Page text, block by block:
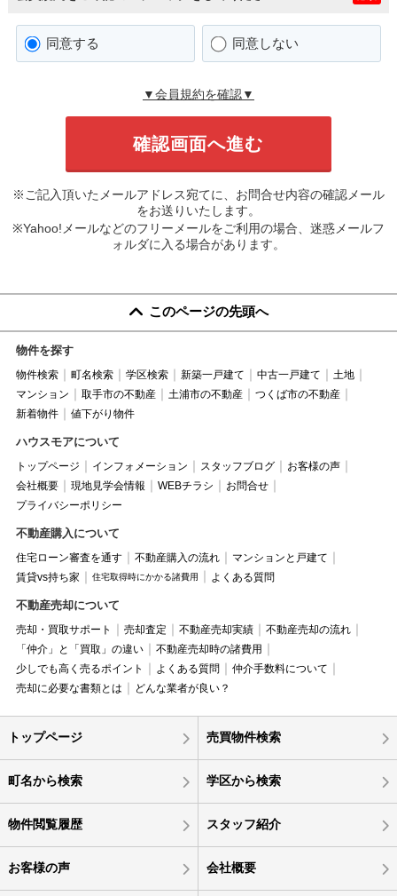
同意する 同意しない
▼会員規約を確認▼
※ご記入頂いたメールアドレス宛てに、お問合せ内容の確認メール
をお送りいたします。
※Yahoo!メールなどのフリーメールをご利用の場合、迷惑メールフ
ォルダに入る場合があります。
このページの先頭へ
物件を探す
物件検索 町名検索 学区検索 新築一戸建て 中古一戸建て
土地
マンション
取手市の不動産 土浦市の不動産
つくば市の不動産
新着物件
値下がり物件
ハウスモアについて
トップページ インフォメーション スタッフブログ
お客様の声
会社概要
現地見学会情報 WEBチラシ
お問合せ
プライバシーポリシー
不動産購入について
住宅ローン審査を通す 不動産購入の流れ
マンションと戸建て
賃貸vs持ち家
住宅取得時にかかる諸費用 よくある質問
不動産売却について
売却・買取サポート 売却査定 不動産売却実績
不動産売却の流れ
「仲介」と「買取」の違い
不動産売却時の諸費用
少しでも高く売るポイント
よくある質問
仲介手数料について
売却に必要な書類とは
どんな業者が良い？
トップページ 売買物件検索
町名から検索 学区から検索
物件閲覧履歴 スタッフ紹介
お客様の声 会社概要